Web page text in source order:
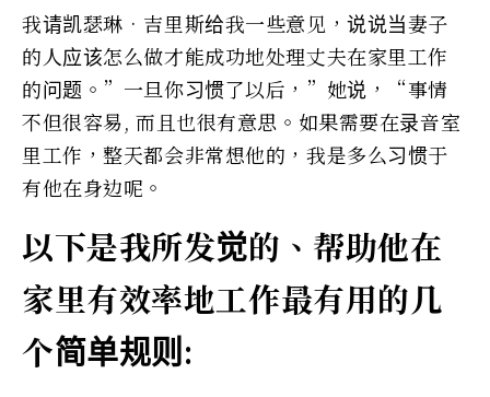
我请凯瑟琳•吉里斯给我一些意见，说说当妻子
的人应该怎么做才能成功地处理丈夫在家里工作
的问题。”一旦你习惯了以后，”她说，“事情
不但很容易, 而且也很有意思。如果需要在录音室
里工作，整天都会非常想他的，我是多么习惯于
有他在身边呢。
以下是我所发觉的、帮助他在
家里有效率地工作最有用的几
个简单规则: